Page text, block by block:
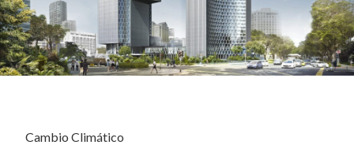
Cambio Climático